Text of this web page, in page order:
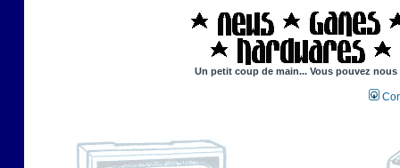
Un petit coup de main... Vous pouvez